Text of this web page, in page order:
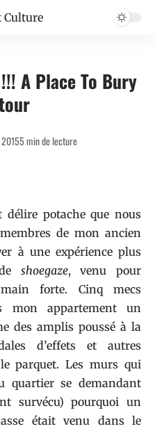
A Place To Bury
5 min de lecture
délire potache que nous
de mon ancien
à une expérience plus
shoegaze, venu pour
forte. Cinq mecs
mon appartement un
des amplis poussé à la
d’effets et autres
parquet. Les murs qui
quartier se demandant
survécu) pourquoi un
était venu dans le